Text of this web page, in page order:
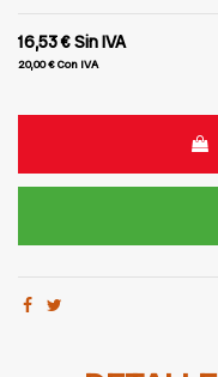
16,53 €Sin IVA
20,00 €Con IVA